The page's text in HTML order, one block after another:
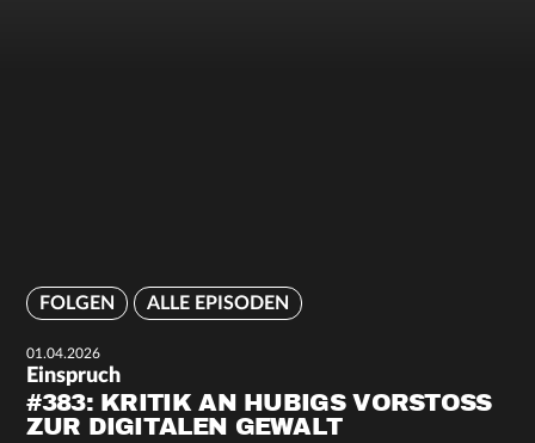
FOLGEN ALLE EPISODEN
01.04.2026
Einspruch
#383: KRITIK AN HUBIGS VORSTOSS Z
UR DIGITALEN GEWALT